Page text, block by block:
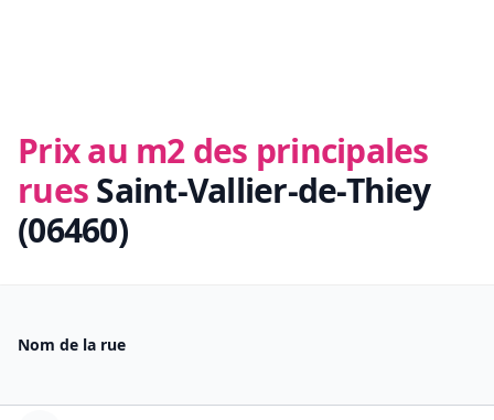
Prix au m2 des principales
ruesSaint-Vallier-de-Thiey
(06460)
Nom de la rue